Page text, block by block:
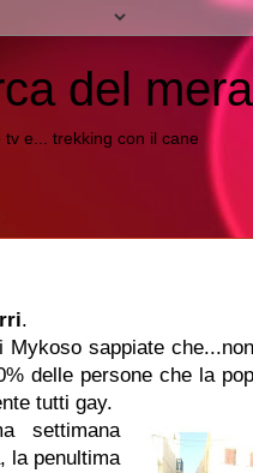
del
e... trekking con il cane
.
Mykoso sappiate
delle persone che la
tutti gay.
settimana
la penultima